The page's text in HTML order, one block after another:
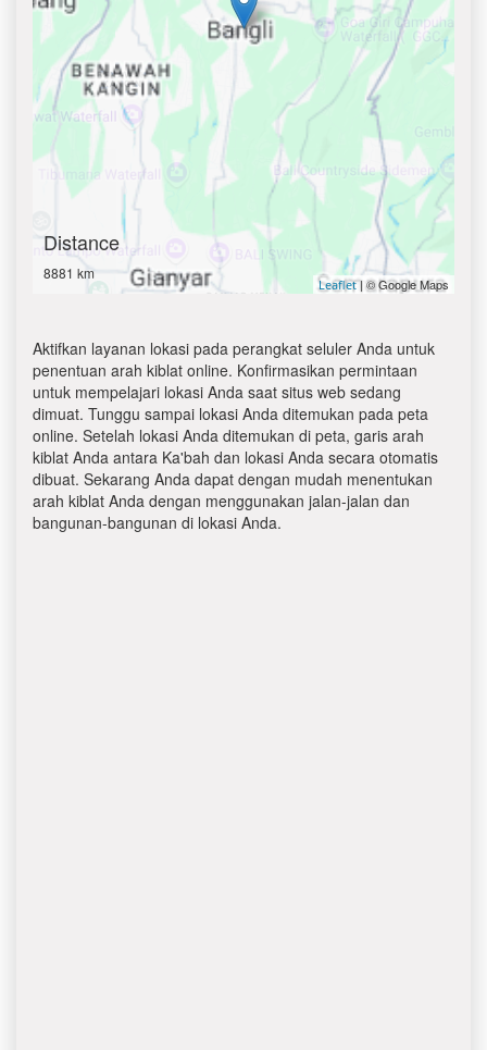
Distance
8881 km
Leaflet| © Google Maps
Aktifkan layanan lokasi pada perangkat seluler Anda untuk
penentuan arah kiblat online. Konfirmasikan permintaan
untuk mempelajari lokasi Anda saat situs web sedang
dimuat. Tunggu sampai lokasi Anda ditemukan pada peta
online. Setelah lokasi Anda ditemukan di peta, garis arah
kiblat Anda antara Ka'bah dan lokasi Anda secara otomatis
dibuat. Sekarang Anda dapat dengan mudah menentukan
arah kiblat Anda dengan menggunakan jalan-jalan dan
bangunan-bangunan di lokasi Anda.